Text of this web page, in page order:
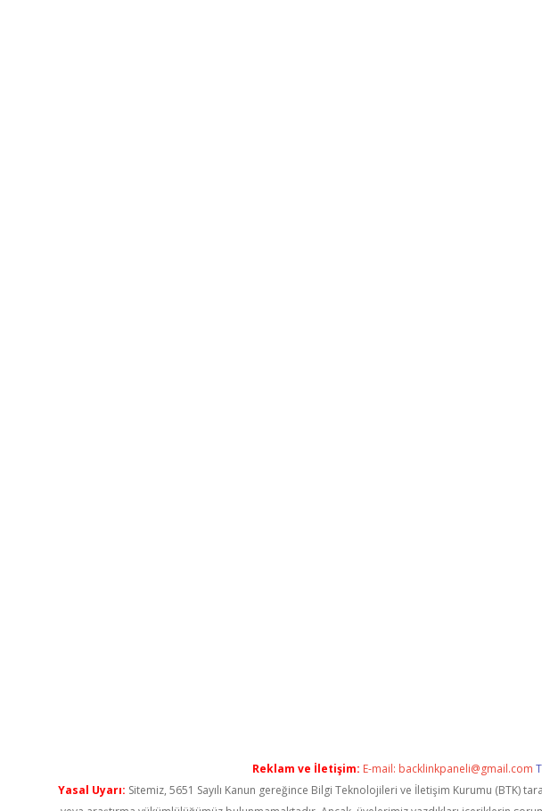
Reklam ve İletişim: E-mail: backlinkpaneli@gmail.com
Yasal Uyarı: Sitemiz, 5651 Sayılı Kanun gereğince Bilgi Teknolojileri ve İletişim Kurumu (BTK)